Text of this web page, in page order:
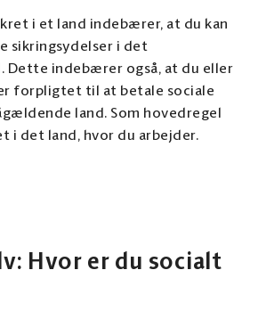
i et land indebærer, at du kan
sikringsydelser i det
Dette indebærer også, at du eller
forpligtet til at betale sociale
land. Som hovedregel
i det land, hvor du arbejder.
Hvor er du socialt